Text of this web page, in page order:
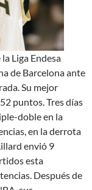
Liga Endesa
de Barcelona ante
Su mejor
puntos. Tres días
doble en la
en la derrota
envió 9
esta
Después de